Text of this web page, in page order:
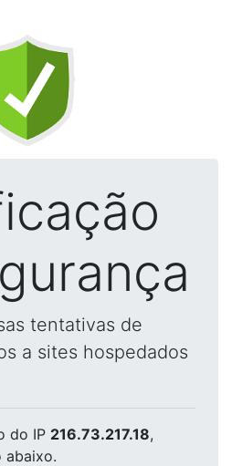
tentativas de
a sites hospedados
do IP 216.73.217.18,
abaixo.